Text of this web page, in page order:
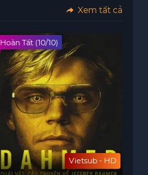
Xem tất cả
Vietsub - HD
Hoàn Tất (10/10)